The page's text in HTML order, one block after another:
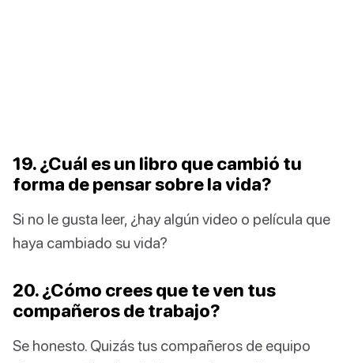
19. ¿Cuál es un libro que cambió tu
forma de pensar sobre la vida?
Si no le gusta leer, ¿hay algún video o película que
haya cambiado su vida?
20. ¿Cómo crees que te ven tus
compañeros de trabajo?
Se honesto. Quizás tus compañeros de equipo